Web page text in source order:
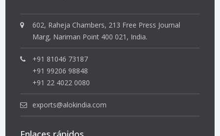
602, Raheja Chambers, 213 Free Press Journal
Marg, Nariman Point 400 021, India.
+91 81046 73187
+91 99206 98848
+91 22 4022 0080
exports@alokindia.com